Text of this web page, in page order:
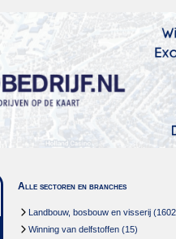
Alle sectoren en branches
Landbouw, bosbouw en visserij
Winning van delfstoffen (15)